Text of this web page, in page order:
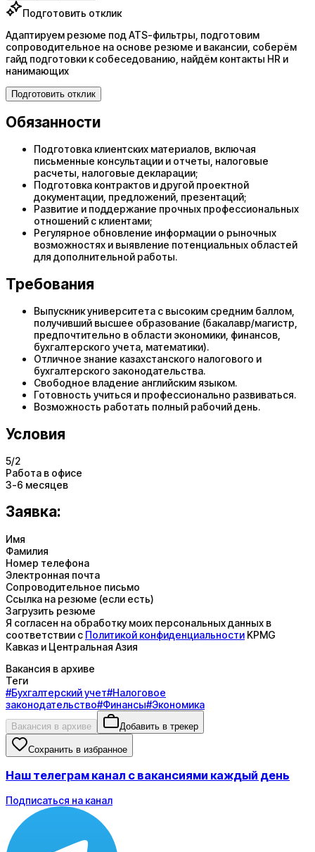
Подготовить отклик
Адаптируем резюме под ATS-фильтры, подготовим
сопроводительное на основе резюме и вакансии, соберём
гайд подготовки к собеседованию, найдём контакты HR и
нанимающих
Подготовить отклик
Обязанности
Подготовка клиентских материалов, включая
письменные консультации и отчеты, налоговые
расчеты, налоговые декларации;
Подготовка контрактов и другой проектной
документации, предложений, презентаций;
Развитие и поддержание прочных профессиональных
отношений с клиентами;
Регулярное обновление информации о рыночных
возможностях и выявление потенциальных областей
для дополнительной работы.
Требования
Выпускник университета с высоким средним баллом,
получивший высшее образование (бакалавр/магистр,
предпочтительно в области экономики, финансов,
бухгалтерского учета, математики).
Отличное знание казахстанского налогового и
бухгалтерского законодательства.
Свободное владение английским языком.
Готовность учиться и профессионально развиваться.
Возможность работать полный рабочий день.
Условия
5/2
Работа в офисе
3-6 месяцев
Заявка:
Имя
Фамилия
Номер телефона
Электронная почта
Сопроводительное письмо
Ссылка на резюме (если есть)
Загрузить резюме
Я согласен на обработку моих персональных данных в
соответствии с Политикой конфиденциальности KPMG
Кавказ и Центральная Азия
Вакансия в архиве
Теги
#Бухгалтерский учет#Налоговое
законодательство#Финансы#Экономика
Вакансия в архиве Добавить в трекер
Сохранить в избранное
Наш телеграм канал с вакансиями каждый день
Подписаться на канал